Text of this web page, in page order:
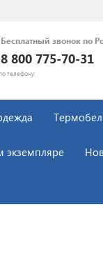
Бесплатный звонок по
8 800 775-70-31
телефону:
экземпляре